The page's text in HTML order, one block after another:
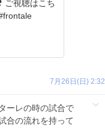
【広報】#frontale
7月26日(日) 2:32
ーレの時の試合で
合の流れを持って